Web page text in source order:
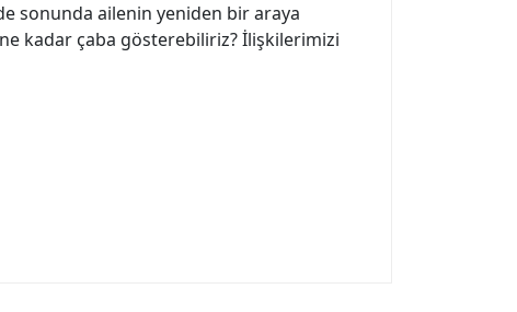
sonunda ailenin yeniden bir araya
kadar çaba gösterebiliriz? İlişkilerimizi